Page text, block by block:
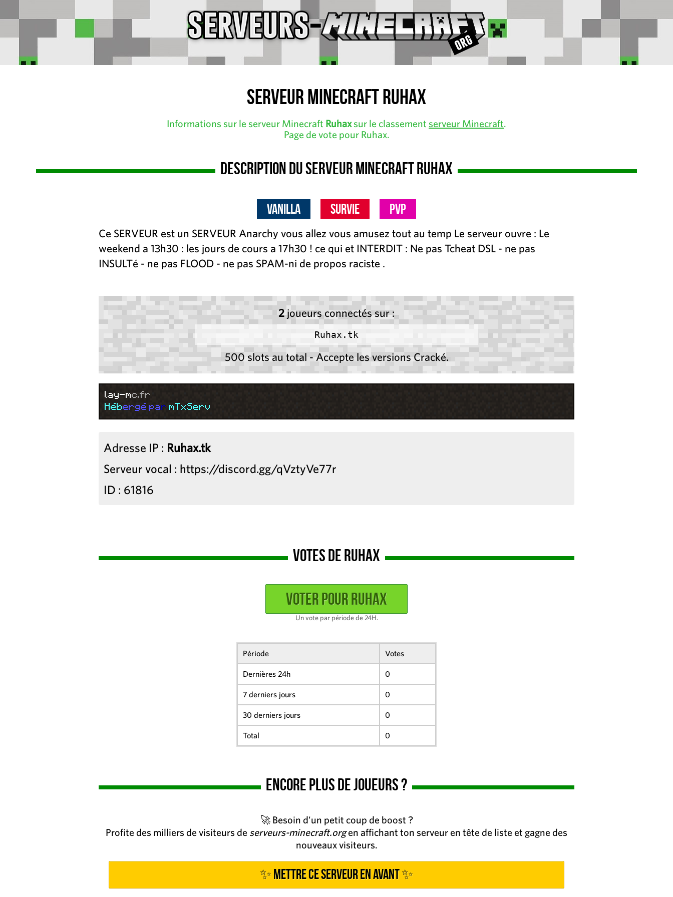
Serveur Minecraft Ruhax
Informations sur le serveur Minecraft Ruhaxsur le classement serveur Minecraft.
Page de vote pour Ruhax.
Description du serveur Minecraft Ruhax
Vanilla Survie PvP
Ce SERVEUR est un SERVEUR Anarchy vous allez vous amusez tout au temp Le serveur ouvre : Le
weekend a 13h30 : les jours de cours a 17h30 ! ce qui et INTERDIT : Ne pas Tcheat DSL - ne pas
INSULTé - ne pas FLOOD - ne pas SPAM-ni de propos raciste .
2 joueurs connectés sur :
Ruhax.tk
500 slots au total - Accepte les versions Cracké.
lay-mc.fr
H é bergé par m xServ
Adresse IP : Ruhax.tk
Serveur vocal : https://discord.gg/qVztyVe77r
ID : 61816
Votes de Ruhax
Un vote par période de 24H.
Période Votes
Dernières 24h 0
7 derniers jours 0
30 derniers jours 0
Total 0
Encore plus de joueurs ?
🚀 Besoin d'un petit coup de boost ?
Profite des milliers de visiteurs de serveurs-minecraft.orgen affichant ton serveur en tête de liste et gagne des
nouveaux visiteurs.
✨ Mettre ce serveur en avant ✨